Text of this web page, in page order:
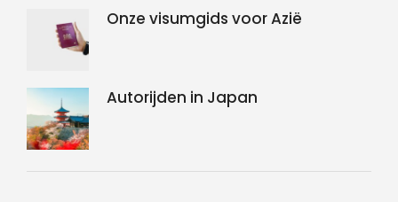
Onze visumgids voor Azië
Autorijden in Japan